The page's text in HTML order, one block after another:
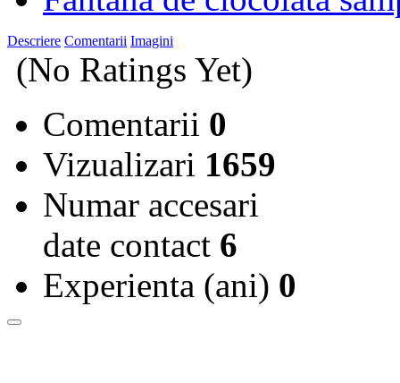
Descriere Comentarii Imagini
(No Ratings Yet)
Comentarii 0
Vizualizari 1659
Numar accesari
date contact 6
Experienta (ani) 0